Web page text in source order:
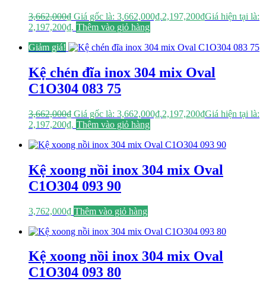
3,662,000₫ Giá gốc là: 3,662,000₫.2,197,200₫Giá hiện tại là:
2,197,200₫. Thêm vào giỏ hàng
Giảm giá!
Kệ chén đĩa inox 304 mix Oval
C1O304 083 75
3,662,000₫ Giá gốc là: 3,662,000₫.2,197,200₫Giá hiện tại là:
2,197,200₫. Thêm vào giỏ hàng
Kệ xoong nồi inox 304 mix Oval
C1O304 093 90
3,762,000₫ Thêm vào giỏ hàng
Kệ xoong nồi inox 304 mix Oval
C1O304 093 80